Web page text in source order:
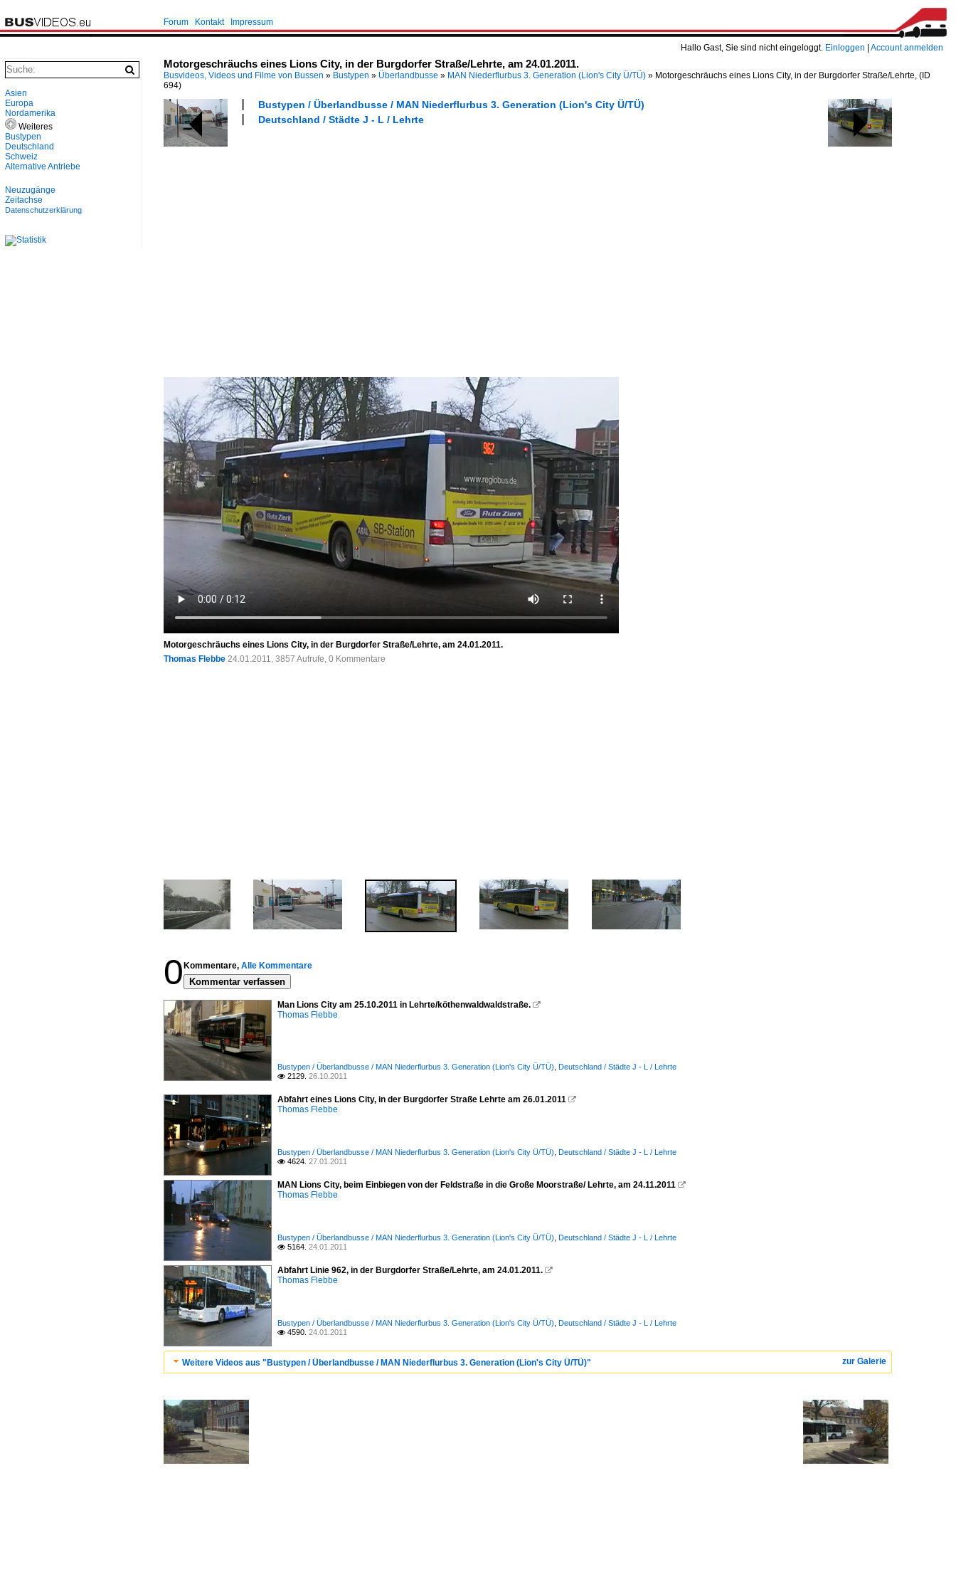
Hallo Gast, Sie sind nicht eingeloggt. Einloggen Account anmelden
Forum Kontakt Impressum
Motorgeschräuchs eines Lions City, in der Burgdorfer Straße/Lehrte, am 24.01.2011.
Busvideos, Videos und Filme von Bussen » Bustypen » Überlandbusse » MAN Niederflurbus 3. Generation (Lion's City Ü/TÜ) » Motorgeschräuchs eines Lions City, in der Burgdorfer Straße/Lehrte, (ID
694)
Bustypen / Überlandbusse / MAN Niederflurbus 3. Generation (Lion's City Ü/TÜ)
Deutschland / Städte J - L / Lehrte
Motorgeschräuchs eines Lions City, in der Burgdorfer Straße/Lehrte, am 24.01.2011.
Thomas Flebbe 24.01.2011, 3857 Aufrufe, 0 Kommentare
0 Kommentare, Alle Kommentare
Kommentar verfassen
Man Lions City am 25.10.2011 in Lehrte/köthenwaldwaldstraße. 
Thomas Flebbe
Bustypen / Überlandbusse / MAN Niederflurbus 3. Generation (Lion's City Ü/TÜ) Deutschland / Städte J - L / Lehrte
 2129. 26.10.2011
Abfahrt eines Lions City, in der Burgdorfer Straße Lehrte am 26.01.2011 
Thomas Flebbe
Bustypen / Überlandbusse / MAN Niederflurbus 3. Generation (Lion's City Ü/TÜ) Deutschland / Städte J - L / Lehrte
 4624. 27.01.2011
MAN Lions City, beim Einbiegen von der Feldstraße in die Große Moorstraße/ Lehrte, am 24.11.2011 
Thomas Flebbe
Bustypen / Überlandbusse / MAN Niederflurbus 3. Generation (Lion's City Ü/TÜ) Deutschland / Städte J - L / Lehrte
 5164. 24.01.2011
Abfahrt Linie 962, in der Burgdorfer Straße/Lehrte, am 24.01.2011. 
Thomas Flebbe
Bustypen / Überlandbusse / MAN Niederflurbus 3. Generation (Lion's City Ü/TÜ) Deutschland / Städte J - L / Lehrte
 4590. 24.01.2011
zur Galerie
Weitere Videos aus "Bustypen / Überlandbusse / MAN Niederflurbus 3. Generation (Lion's City Ü/TÜ)"
Asien
Europa
Nordamerika
Weiteres
Bustypen
Deutschland
Schweiz
Alternative Antriebe
Neuzugänge
Zeitachse
Datenschutzerklärung